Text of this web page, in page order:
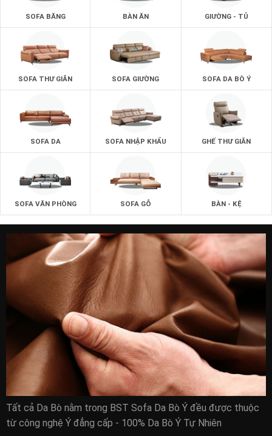
SOFA BĂNG BÀN ĂN GIƯỜNG - TỦ
SOFA THƯ GIÃN SOFA GIƯỜNG SOFA DA BÒ Ý
SOFA DA SOFA NHẬP KHẨU GHẾ THƯ GIÃN
SOFA VĂN PHÒNG SOFA GỖ BÀN - KỆ
Tất cả Da Bò nằm trong BST Sofa Da Bò Ý đều được thuộc
từ công nghệ Ý đẳng cấp - 100% Da Bò Ý Tự Nhiên